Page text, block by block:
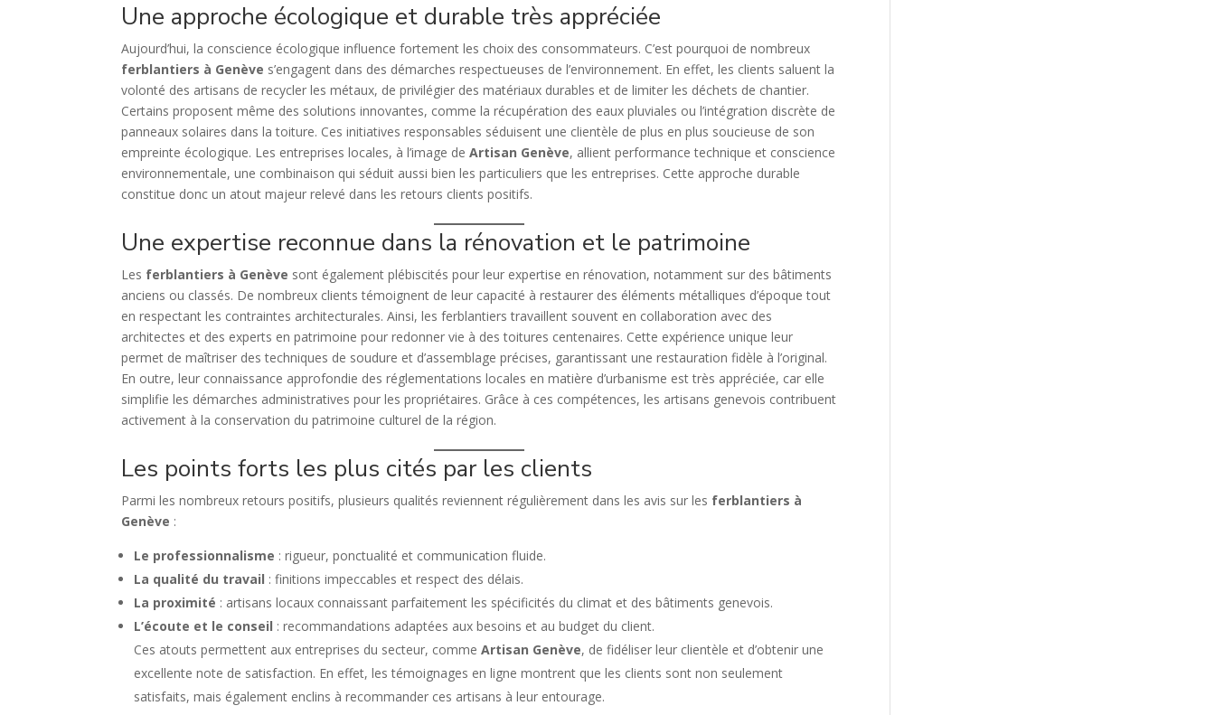
Une approche écologique et durable très appréciée
Aujourd’hui, la conscience écologique influence fortement les choix des consommateurs. C’est pourquoi de nombreux
ferblantiers à Genève s’engagent dans des démarches respectueuses de l’environnement. En effet, les clients saluent la
volonté des artisans de recycler les métaux, de privilégier des matériaux durables et de limiter les déchets de chantier.
Certains proposent même des solutions innovantes, comme la récupération des eaux pluviales ou l’intégration discrète de
panneaux solaires dans la toiture. Ces initiatives responsables séduisent une clientèle de plus en plus soucieuse de son
empreinte écologique. Les entreprises locales, à l’image deArtisan Genève, allient performance technique et conscience
environnementale, une combinaison qui séduit aussi bien les particuliers que les entreprises. Cette approche durable
constitue donc un atout majeur relevé dans les retours clients positifs.
Une expertise reconnue dans la rénovation et le patrimoine
Les ferblantiers à Genève sont également plébiscités pour leur expertise en rénovation, notamment sur des bâtiments
anciens ou classés. De nombreux clients témoignent de leur capacité à restaurer des éléments métalliques d’époque tout
en respectant les contraintes architecturales. Ainsi, les ferblantiers travaillent souvent en collaboration avec des
architectes et des experts en patrimoine pour redonner vie à des toitures centenaires. Cette expérience unique leur
permet de maîtriser des techniques de soudure et d’assemblage précises, garantissant une restauration fidèle à l’original.
En outre, leur connaissance approfondie des réglementations locales en matière d’urbanisme est très appréciée, car elle
simplifie les démarches administratives pour les propriétaires. Grâce à ces compétences, les artisans genevois contribuent
activement à la conservation du patrimoine culturel de la région.
Les points forts les plus cités par les clients
Parmi les nombreux retours positifs, plusieurs qualités reviennent régulièrement dans les avis sur les ferblantiers à
Genève :
Le professionnalisme : rigueur, ponctualité et communication fluide.
La qualité du travail : finitions impeccables et respect des délais.
La proximité : artisans locaux connaissant parfaitement les spécificités du climat et des bâtiments genevois.
L’écoute et le conseil : recommandations adaptées aux besoins et au budget du client.
Ces atouts permettent aux entreprises du secteur, commeArtisan Genève, de fidéliser leur clientèle et d’obtenir une
excellente note de satisfaction. En effet, les témoignages en ligne montrent que les clients sont non seulement
satisfaits, mais également enclins à recommander ces artisans à leur entourage.